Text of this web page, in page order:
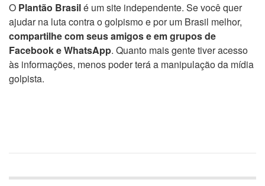
O Plantão Brasilé um site independente. Se você quer
ajudar na luta contra o golpismo e por um Brasil melhor,
compartilhe com seus amigos e em grupos de
Facebook e WhatsApp. Quanto mais gente tiver acesso
às informações, menos poder terá a manipulação da mídia
golpista.